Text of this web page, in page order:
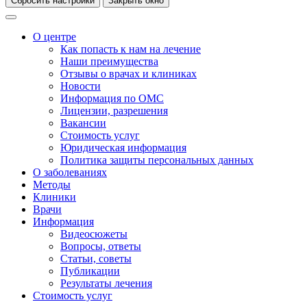
О центре
Как попасть к нам на лечение
Наши преимущества
Отзывы о врачах и клиниках
Новости
Информация по ОМС
Лицензии, разрешения
Вакансии
Стоимость услуг
Юридическая информация
Политика защиты персональных данных
О заболеваниях
Методы
Клиники
Врачи
Информация
Видеосюжеты
Вопросы, ответы
Статьи, советы
Публикации
Результаты лечения
Стоимость услуг